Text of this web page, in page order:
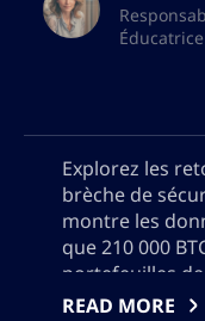
Explorez les
brèche de
montre les
que 210 000
portefeuilles
seulement une
READ MORE